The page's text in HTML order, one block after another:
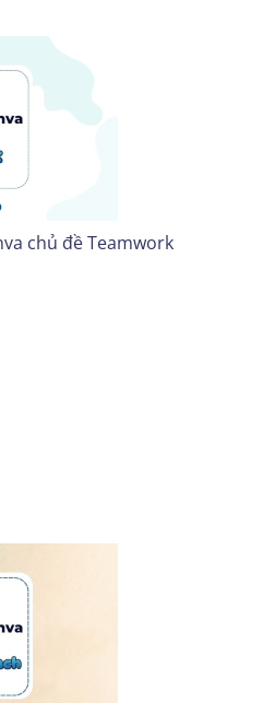
chủ đề Teamwork